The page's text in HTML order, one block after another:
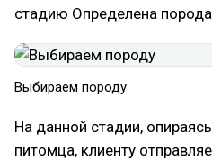
стадию Определена
Выбираем породу
На данной стадии,
питомца, клиенту